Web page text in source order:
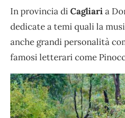
In provincia diCagliaria
dedicate a temi quali la
anche grandi personalità
famosi letterari come